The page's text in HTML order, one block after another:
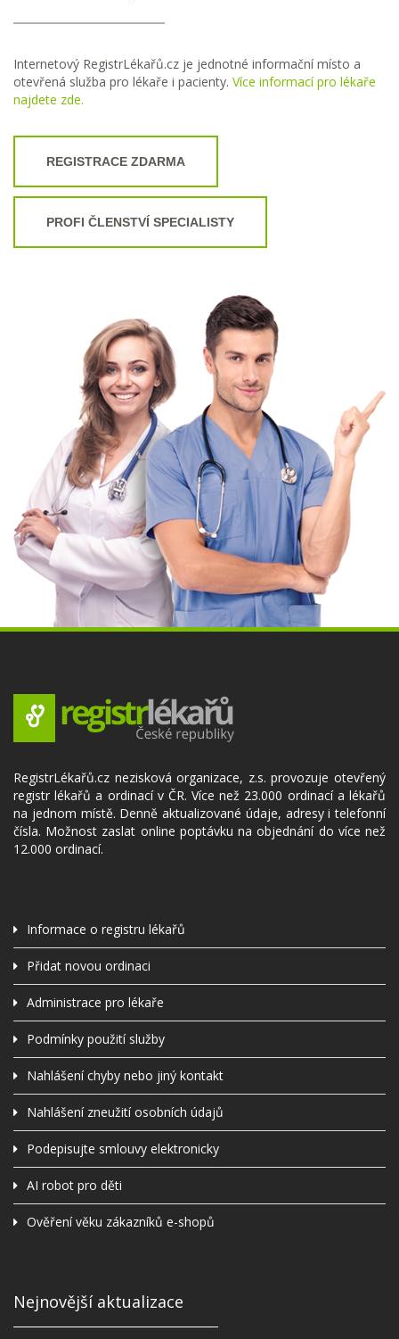
Internetový RegistrLékařů.cz je jednotné informační místo a
otevřená služba pro lékaře i pacienty. Více informací pro lékaře
najdete zde.
REGISTRACE ZDARMA
PROFI ČLENSTVÍ SPECIALISTY
RegistrLékařů.cz nezisková organizace, z.s. provozuje otevřený
registr lékařů a ordinací v ČR. Více než 23.000 ordinací a lékařů
na jednom místě. Denně aktualizované údaje, adresy i telefonní
čísla. Možnost zaslat online poptávku na objednání do více než
12.000 ordinací.
Informace o registru lékařů
Přidat novou ordinaci
Administrace pro lékaře
Podmínky použití služby
Nahlášení chyby nebo jiný kontakt
Nahlášení zneužití osobních údajů
Podepisujte smlouvy elektronicky
AI robot pro děti
Ověření věku zákazníků e-shopů
Nejnovější aktualizace